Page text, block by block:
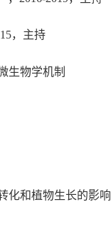
，主持
生物学机制
化和植物生长的影响